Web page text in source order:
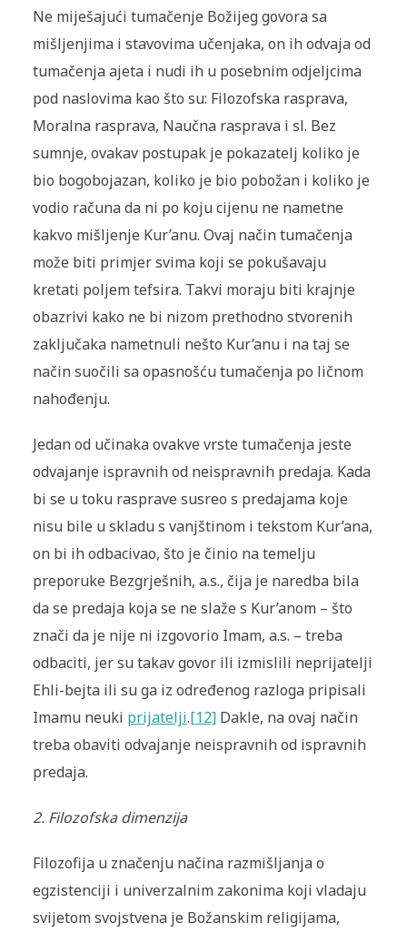
Ne miješajući tumačenje Božijeg govora sa
mišljenjima i stavovima učenjaka, on ih odvaja od
tumačenja ajeta i nudi ih u posebnim odjeljcima
pod naslovima kao što su: Filozofska rasprava,
Moralna rasprava, Naučna rasprava i sl. Bez
sumnje, ovakav postupak je pokazatelj koliko je
bio bogobojazan, koliko je bio pobožan i koliko je
vodio računa da ni po koju cijenu ne nametne
kakvo mišljenje Kur’anu. Ovaj način tumačenja
može biti primjer svima koji se pokušavaju
kretati poljem tefsira. Takvi moraju biti krajnje
obazrivi kako ne bi nizom prethodno stvorenih
zaključaka nametnuli nešto Kur’anu i na taj se
način suočili sa opasnošću tumačenja po ličnom
nahođenju.
Jedan od učinaka ovakve vrste tumačenja jeste
odvajanje ispravnih od neispravnih predaja. Kada
bi se u toku rasprave susreo s predajama koje
nisu bile u skladu s vanjštinom i tekstom Kur’ana,
on bi ih odbacivao, što je činio na temelju
preporuke Bezgrješnih, a.s., čija je naredba bila
da se predaja koja se ne slaže s Kur’anom – što
znači da je nije ni izgovorio Imam, a.s. – treba
odbaciti, jer su takav govor ili izmislili neprijatelji
Ehli-bejta ili su ga iz određenog razloga pripisali
Imamu neuki prijatelji.[12]Dakle, na ovaj način
treba obaviti odvajanje neispravnih od ispravnih
predaja.
2. Filozofska dimenzija
Filozofija u značenju načinarazmišljanja o
egzistenciji i univerzalnim zakonima koji vladaju
svijetom svojstvena je Božanskim religijama,